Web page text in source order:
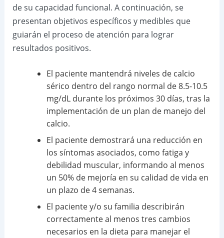
de su capacidad funcional. A continuación, se
presentan objetivos específicos y medibles que
guiarán el proceso de atención para lograr
resultados positivos.
El paciente mantendrá niveles de calcio
sérico dentro del rango normal de 8.5-10.5
mg/dL durante los próximos 30 días, tras la
implementación de un plan de manejo del
calcio.
El paciente demostrará una reducción en
los síntomas asociados, como fatiga y
debilidad muscular, informando al menos
un 50% de mejoría en su calidad de vida en
un plazo de 4 semanas.
El paciente y/o su familia describirán
correctamente al menos tres cambios
necesarios en la dieta para manejar el